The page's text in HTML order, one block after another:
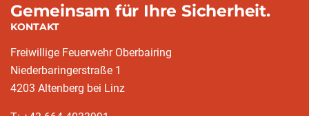
Gemeinsam für Ihre Sicherheit.
KONTAKT
Freiwillige Feuerwehr Oberbairing
Niederbaringerstraße 1
4203 Altenberg bei Linz